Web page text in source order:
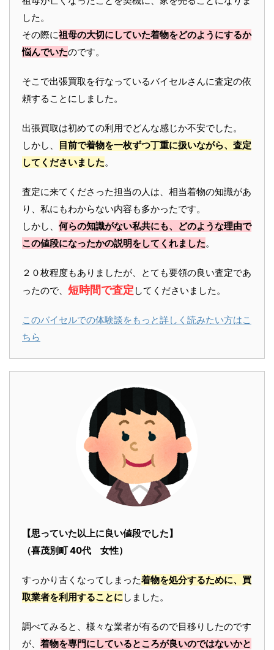
した。
その際に祖母の大切にしていた着物をどのようにするか
悩んでいたのです。
そこで出張買取を行なっているバイセルさんに査定の依
頼することにしました。
出張買取は初めての利用でどんな感じか不安でした。
しかし、
目前で着物を一枚ずつ丁重に扱いながら、査定
してくださいました。
査定に来てくださった担当の人は、相当着物の知識があ
り、私にもわからない内容も多かったです。
しかし、 何らの知識がない私共にも、どのような理由で
この値段になったかの説明をしてくれました。
２０枚程度もありましたが、とても要領の良い査定であ
ったので、 短時間で査定 してくださいました。
このバイセルでの体験談をもっと詳しく読みたい方はこ
ちら
【思っていた以上に良い値段でした】
（喜茂別町 40代 女性）
すっかり古くなってしまった着物を処分するために、買
取業者を利用することに しました。
調べてみると、様々な業者が有るので目移りしたのです
が、 着物を専門にしているところが良いのではないかと